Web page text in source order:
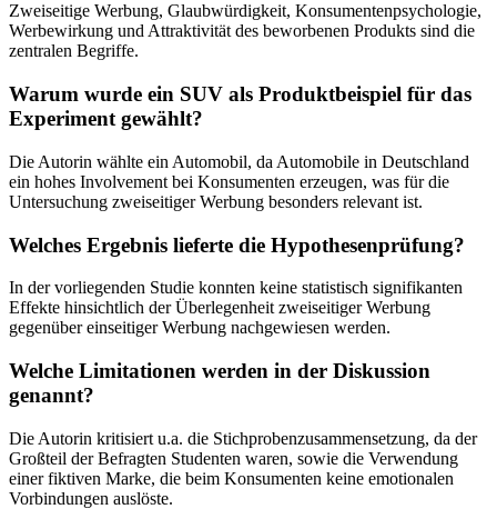
Zweiseitige Werbung, Glaubwürdigkeit, Konsumentenpsychologie,
Werbewirkung und Attraktivität des beworbenen Produkts sind die
zentralen Begriffe.
Warum wurde ein SUV als Produktbeispiel für das
Experiment gewählt?
Die Autorin wählte ein Automobil, da Automobile in Deutschland
ein hohes Involvement bei Konsumenten erzeugen, was für die
Untersuchung zweiseitiger Werbung besonders relevant ist.
Welches Ergebnis lieferte die Hypothesenprüfung?
In der vorliegenden Studie konnten keine statistisch signifikanten
Effekte hinsichtlich der Überlegenheit zweiseitiger Werbung
gegenüber einseitiger Werbung nachgewiesen werden.
Welche Limitationen werden in der Diskussion
genannt?
Die Autorin kritisiert u.a. die Stichprobenzusammensetzung, da der
Großteil der Befragten Studenten waren, sowie die Verwendung
einer fiktiven Marke, die beim Konsumenten keine emotionalen
Vorbindungen auslöste.